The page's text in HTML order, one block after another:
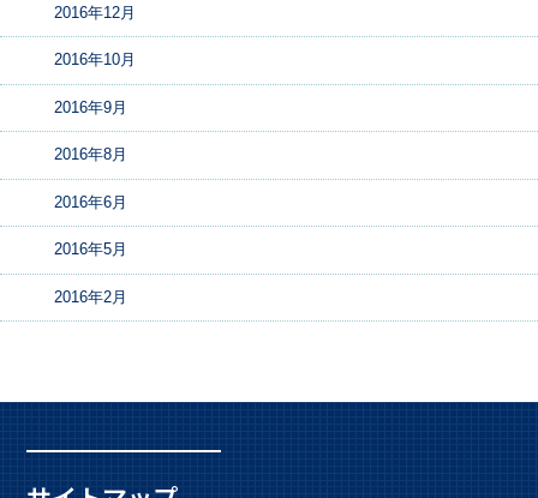
2016年12月
2016年10月
2016年9月
2016年8月
2016年6月
2016年5月
2016年2月